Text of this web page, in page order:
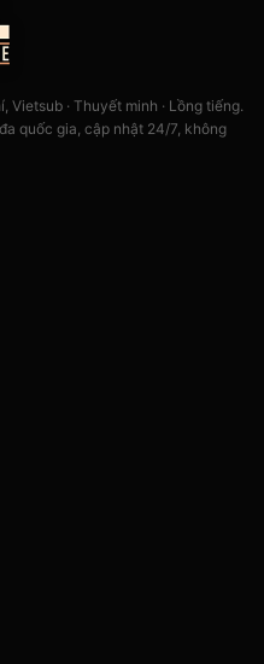
Vietsub · Thuyết minh · Lồng tiếng.
quốc gia, cập nhật 24/7, không